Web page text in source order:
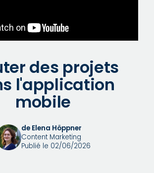
des projets
l'application
mobile
de Elena Höppner
Content Marketing
Publié le 02/06/2026